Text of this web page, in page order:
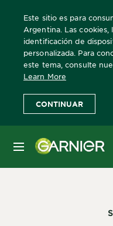
Este sitio es para
Argentina. Las cookies,
identificación de
personalizada. Para
este tema, consulte
Learn More
CONTINUAR
MENÚ
Home Fructis Gamas
Para mayor